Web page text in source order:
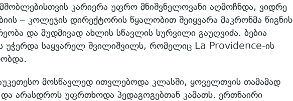
კარიერა უფრო მნიშვნელოვანი აღმოჩნდა, ვიდრე
– კოლეჯის დირექტორის წყალობით შეიყვარა მაკრონმა წიგნის
და მუდმივად ახლის სწავლის სურვილი გაუღვიძა. ბებია
უჭერდა საყვარელ შვილიშვილს, რომელიც La Providence-ის
მოსწავლედ ითვლებოდა კლასში, ყოველთვის თამამად
და არასდროს უფრთხოდა პედაგოგებთან კამათს. ერთნაირი